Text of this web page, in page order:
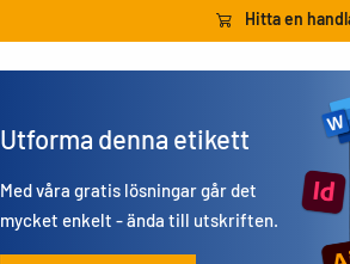
Hitta en
Utforma denna etikett
Med våra gratis lösningar går det
mycket enkelt - ända till utskriften.